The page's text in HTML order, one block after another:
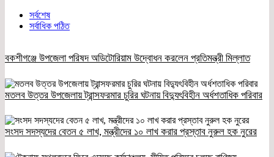
সর্বশেষ
সর্বাধিক পঠিত
বকশীগঞ্জে উপজেলা পরিষদ অডিটোরিয়াম উদ্বোধন করলেন প্রতিমন্ত্রী মিল্লাত
মতলব উত্তর উপজেলায় ট্রান্সফরমার চুরির ঘটনায় বিদ্যুৎবিহীন অর্ধশতাধিক পরিবার
সংসদ সদস্যদের বেতন ৫ লাখ, মন্ত্রীদের ১০ লাখ করার প্রস্তাব নুরুল হক নুরের